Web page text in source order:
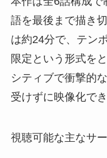
語を最後まで描き
は約24分で、テン
限定という形式を
シティブで衝撃的
受けずに映像化で
視聴可能な主なサ